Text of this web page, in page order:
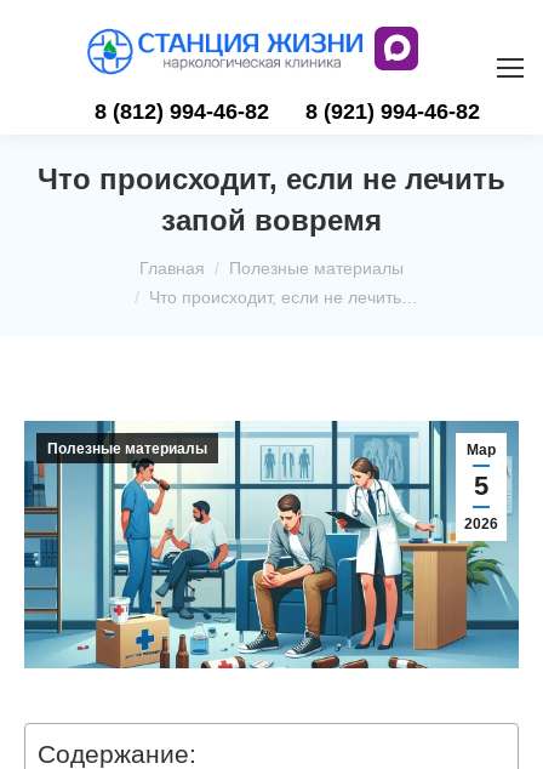
8 (812) 994-46-82 8 (921) 994-46-82
Что происходит, если не лечить
запой вовремя
Главная
Полезные материалы
Что происходит, если не лечить…
Мар
5
2026
Полезные материалы
Содержание: